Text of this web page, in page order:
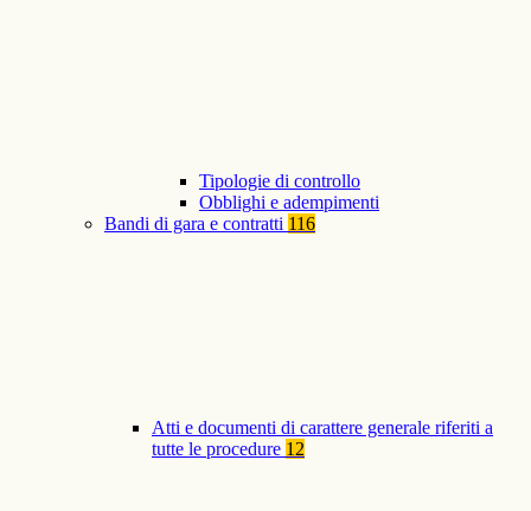
Tipologie di controllo
Obblighi e adempimenti
Bandi di gara e contratti 116
Atti e documenti di carattere generale riferiti a
tutte le procedure 12